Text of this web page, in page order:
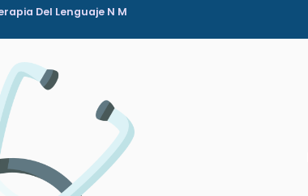
Del Lenguaje N M